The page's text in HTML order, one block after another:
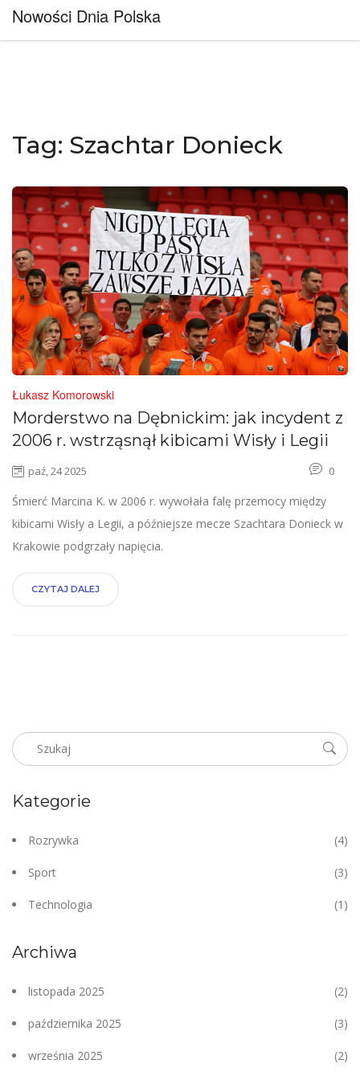
Nowości Dnia Polska
Tag: Szachtar Donieck
Łukasz Komorowski
Morderstwo na Dębnickim: jak incydent z
2006 r. wstrząsnął kibicami Wisły i Legii
paź, 24 2025 0
Śmierć Marcina K. w 2006 r. wywołała falę przemocy między
kibicami Wisły a Legii, a późniejsze mecze Szachtara Donieck w
Krakowie podgrzały napięcia.
CZYTAJ DALEJ
Kategorie
Rozrywka (4)
Sport (3)
Technologia (1)
Archiwa
listopada 2025 (2)
października 2025 (3)
września 2025 (2)